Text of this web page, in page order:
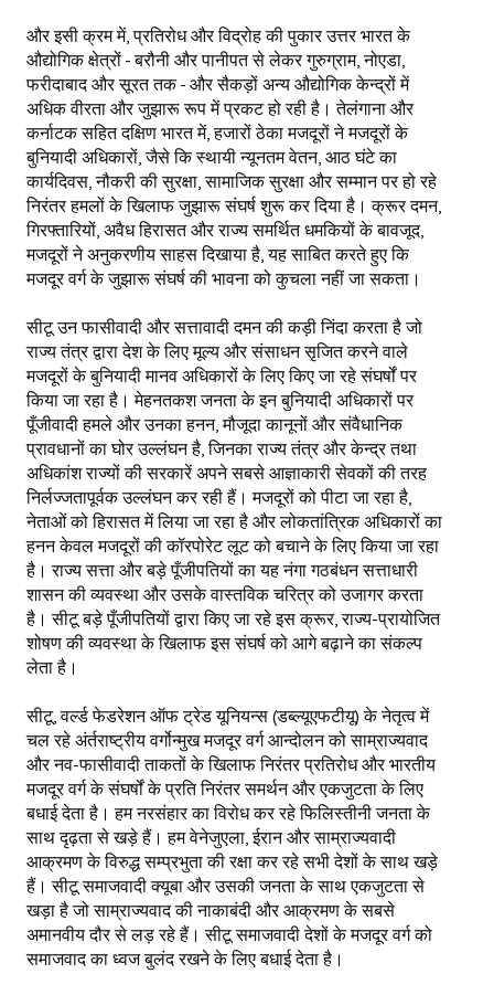
General Election 2019
Archives
CITU @ 50
JOURNALS
The Working Class
The Voice of the Working Women
CITU Mazdoor
Kamkaji Mahila
JOINT PLATFORMS
Worker - Peasant
Fraternal Trade Unions
Mass Organisations
Jan Ekta Jan Adhikari Andolan
और इसी क्रम में, प्रतिरोध और विद्रोह की पुकार उत्तर भारत के
औद्योगिक क्षेत्रों - बरौनी और पानीपत से लेकर गुरुग्राम, नोएडा,
फरीदाबाद और सूरत तक - और सैकड़ों अन्य औद्योगिक केन्द्रों में
अधिक वीरता और जुझारू रूप में प्रकट हो रही है। तेलंगाना और
कर्नाटक सहित दक्षिण भारत में, हजारों ठेका मजदूरों ने मजदूरों के
बुनियादी अधिकारों, जैसे कि स्थायी न्यूनतम वेतन, आठ घंटे का
कार्यदिवस, नौकरी की सुरक्षा, सामाजिक सुरक्षा और सम्मान पर हो रहे
निरंतर हमलों के खिलाफ जुझारू संघर्ष शुरू कर दिया है। क्रूर दमन,
गिरफ्तारियों, अवैध हिरासत और राज्य समर्थित धमकियों के बावजूद,
मजदूरों ने अनुकरणीय साहस दिखाया है, यह साबित करते हुए कि
मजदूर वर्ग के जुझारू संघर्ष की भावना को कुचला नहीं जा सकता।
सीटू उन फासीवादी और सत्तावादी दमन की कड़ी निंदा करता है जो
राज्य तंत्र द्वारा देश के लिए मूल्य और संसाधन सृजित करने वाले
मजदूरों के बुनियादी मानव अधिकारों के लिए किए जा रहे संघर्षों पर
किया जा रहा है। मेहनतकश जनता के इन बुनियादी अधिकारों पर
पूँजीवादी हमले और उनका हनन, मौजूदा कानूनों और संवैधानिक
प्रावधानों का घोर उल्लंघन है, जिनका राज्य तंत्र और केन्द्र तथा
अधिकांश राज्यों की सरकारें अपने सबसे आज्ञाकारी सेवकों की तरह
निर्लज्जतापूर्वक उल्लंघन कर रही हैं। मजदूरों को पीटा जा रहा है,
नेताओं को हिरासत में लिया जा रहा है और लोकतांत्रिक अधिकारों का
हनन केवल मजदूरों की कॉरपोरेट लूट को बचाने के लिए किया जा रहा
है। राज्य सत्ता और बड़े पूँजीपतियों का यह नंगा गठबंधन सत्ताधारी
शासन की व्यवस्था और उसके वास्तविक चरित्र को उजागर करता
है। सीटू बड़े पूँजीपतियों द्वारा किए जा रहे इस क्रूर, राज्य-प्रायोजित
शोषण की व्यवस्था के खिलाफ इस संघर्ष को आगे बढ़ाने का संकल्प
लेता है।
सीटू, वर्ल्ड फेडरेशन ऑफ ट्रेड यूनियन्स (डब्ल्यूएफटीयू) के नेतृत्व में
चल रहे अंर्तराष्ट्रीय वर्गोन्मुख मजदूर वर्ग आन्दोलन को साम्राज्यवाद
और नव-फासीवादी ताकतों के खिलाफ निरंतर प्रतिरोध और भारतीय
मजदूर वर्ग के संघर्षों के प्रति निरंतर समर्थन और एकजुटता के लिए
बधाई देता है। हम नरसंहार का विरोध कर रहे फिलिस्तीनी जनता के
साथ दृढ़ता से खड़े हैं। हम वेनेजुएला, ईरान और साम्राज्यवादी
आक्रमण के विरुद्ध सम्प्रभुता की रक्षा कर रहे सभी देशों के साथ खड़े
हैं। सीटू समाजवादी क्यूबा और उसकी जनता के साथ एकजुटता से
खड़ा है जो साम्राज्यवाद की नाकाबंदी और आक्रमण के सबसे
अमानवीय दौर से लड़ रहे हैं। सीटू समाजवादी देशों के मजदूर वर्ग को
समाजवाद का ध्वज बुलंद रखने के लिए बधाई देता है।